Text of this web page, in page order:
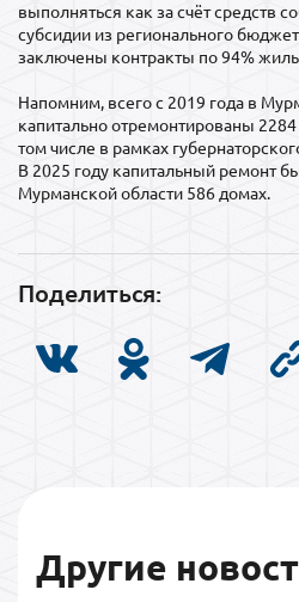
выполняться как за счёт средств
субсидии из регионального
заключены контракты по 94%
Напомним, всего с 2019 года в
капитально отремонтированы
том числе в рамках
В 2025 году капитальный ремонт
Мурманской области 586 домах.
Поделиться:
Другие